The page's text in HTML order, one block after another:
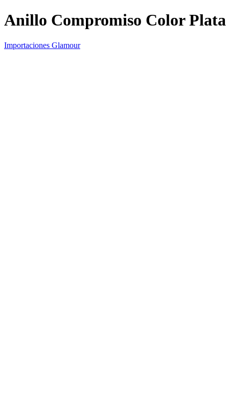
Anillo Compromiso Color
Importaciones Glamour